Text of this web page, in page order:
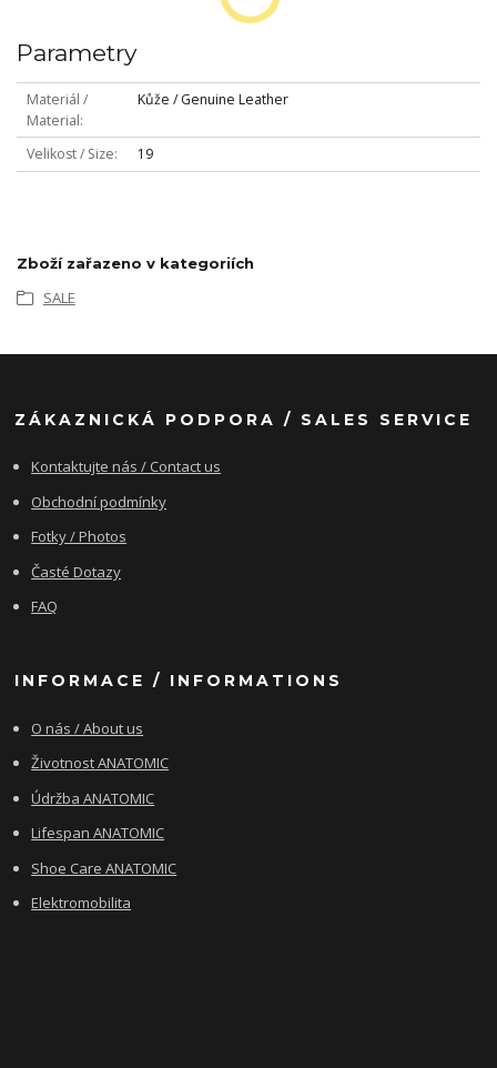
Parametry
Materiál /
Material
Kůže / Genuine Leather
Velikost / Size 19
Zboží zařazeno v kategoriích
SALE
ZÁKAZNICKÁ PODPORA / SALES SERVICE
Kontaktujte nás / Contact us
Obchodní podmínky
Fotky / Photos
Časté Dotazy
FAQ
INFORMACE / INFORMATIONS
O nás / About us
Životnost ANATOMIC
Údržba ANATOMIC
Lifespan ANATOMIC
Shoe Care ANATOMIC
Elektromobilita